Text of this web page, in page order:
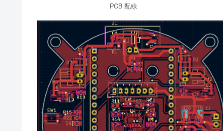
PCB 配線